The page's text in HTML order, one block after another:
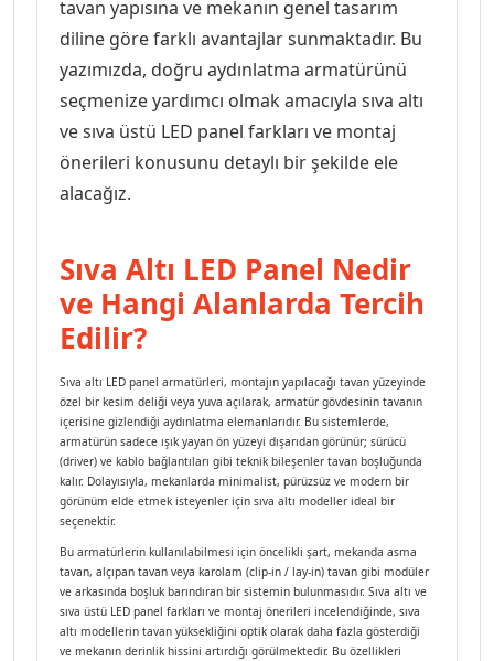
Audio Şifreli Şifresiz Zil Butonları
Audio Tek Butonlu Zil Panalleri
Audio Yan Sıra Butonlu Zil
Görüntülü Diafon Kapakları
Telefon Santralleri
Zil Anahtar Serisi
tavan yapısına ve mekanın genel tasarım
diline göre farklı avantajlar sunmaktadır. Bu
yazımızda, doğru aydınlatma armatürünü
seçmenize yardımcı olmak amacıyla sıva altı
ve sıva üstü LED panel farkları ve montaj
önerileri konusunu detaylı bir şekilde ele
alacağız.
Sıva Altı LED Panel Nedir
ve Hangi Alanlarda Tercih
Edilir?
Sıva altı LED panel armatürleri, montajın yapılacağı tavan yüzeyinde
özel bir kesim deliği veya yuva açılarak, armatür gövdesinin tavanın
içerisine gizlendiği aydınlatma elemanlarıdır. Bu sistemlerde,
armatürün sadece ışık yayan ön yüzeyi dışarıdan görünür; sürücü
(driver) ve kablo bağlantıları gibi teknik bileşenler tavan boşluğunda
kalır. Dolayısıyla, mekanlarda minimalist, pürüzsüz ve modern bir
görünüm elde etmek isteyenler için sıva altı modeller ideal bir
seçenektir.
Bu armatürlerin kullanılabilmesi için öncelikli şart, mekanda asma
tavan, alçıpan tavan veya karolam (clip-in / lay-in) tavan gibi modüler
ve arkasında boşluk barındıran bir sistemin bulunmasıdır. Sıva altı ve
sıva üstü LED panel farkları ve montaj önerileri incelendiğinde, sıva
altı modellerin tavan yüksekliğini optik olarak daha fazla gösterdiği
ve mekanın derinlik hissini artırdığı görülmektedir. Bu özellikleri